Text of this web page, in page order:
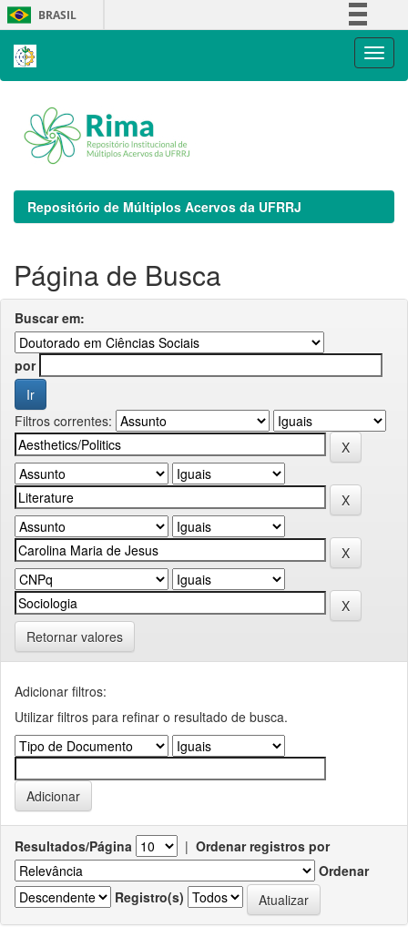
Skip
navigation
BRASIL
Repositório de Múltiplos Acervos da UFRRJ
Página de Busca
Buscar em:
por
Filtros correntes:
Retornar valores
Adicionar filtros:
Utilizar filtros para refinar o resultado de busca.
Resultados/Página | Ordenar registros por
Ordenar
Registro(s)